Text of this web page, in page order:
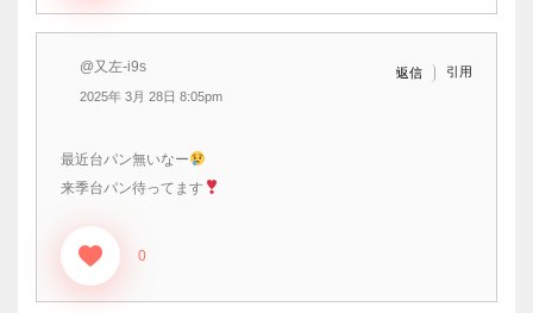
@又左-i9s
2025年 3月 28日 8:05pm
返信 引用
最近台パン無いなー
来季台パン待ってます
0